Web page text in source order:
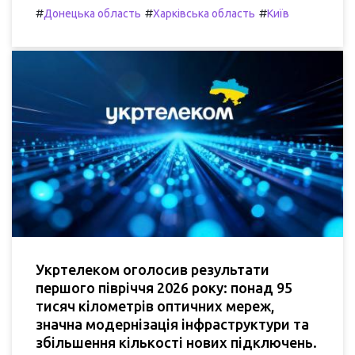
#Донецька область #Харківська область #Київ
Укртелеком оголосив результати
першого півріччя 2026 року: понад 95
тисяч кілометрів оптичних мереж,
значна модернізація інфраструктури та
збільшення кількості нових підключень.